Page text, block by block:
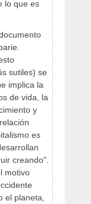
lo que es
sutiles) se
implica la
de vida, la
y
es
creando".
motivo
el planeta,